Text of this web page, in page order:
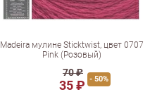
Madeira мулине Sticktwist, цвет 0707
Pink (Розовый)
70 ₽
35 ₽ - 50%